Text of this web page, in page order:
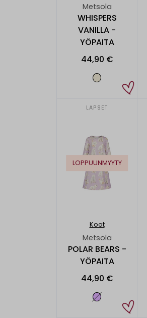
Metsola
WHISPERS
VANILLA -
YÖPAITA
44,90 €
LAPSET
LOPPUUNMYYTY
Koot
Metsola
POLAR BEARS -
YÖPAITA
44,90 €